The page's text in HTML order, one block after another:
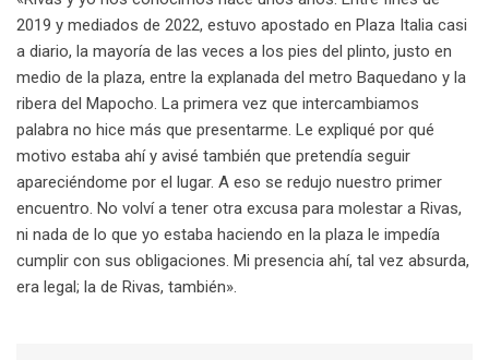
2019 y mediados de 2022, estuvo apostado en Plaza Italia casi
a diario, la mayoría de las veces a los pies del plinto, justo en
medio de la plaza, entre la explanada del metro Baquedano y la
ribera del Mapocho. La primera vez que intercambiamos
palabra no hice más que presentarme. Le expliqué por qué
motivo estaba ahí y avisé también que pretendía seguir
apareciéndome por el lugar. A eso se redujo nuestro primer
encuentro. No volví a tener otra excusa para molestar a Rivas,
ni nada de lo que yo estaba haciendo en la plaza le impedía
cumplir con sus obligaciones. Mi presencia ahí, tal vez absurda,
era legal; la de Rivas, también».